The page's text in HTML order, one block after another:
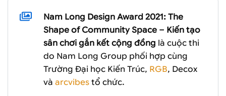
Nam Long Design Award 2021: The
Shape of Community Space – Kiến tạo
sân chơi gắn kết cộng đồng là cuộc thi
do Nam Long Group phối hợp cùng
Trường Đại học Kiến Trúc, RGB, Decox
vàarcvibes tổ chức.